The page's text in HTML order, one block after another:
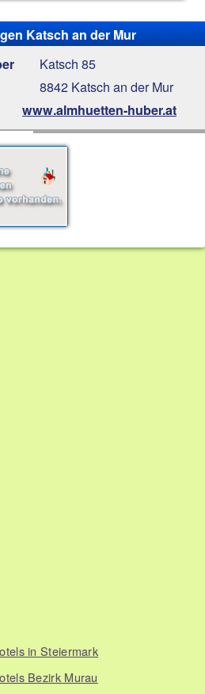
Katsch an der Mur
Katsch 85
8842 Katsch an der Mur
www.almhuetten-huber.at
in Steiermark
Bezirk Murau